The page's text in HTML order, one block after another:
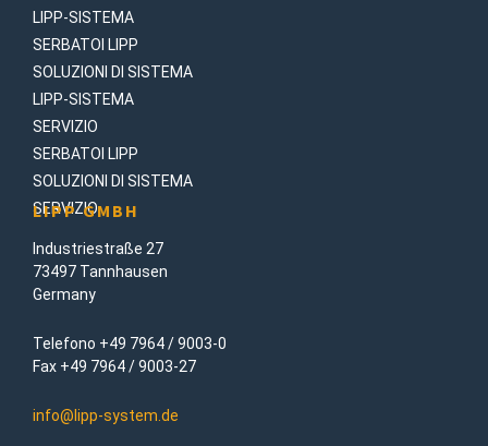
LIPP-SISTEMA
SERBATOI LIPP
SOLUZIONI DI SISTEMA
LIPP-SISTEMA
SERVIZIO
SERBATOI LIPP
SOLUZIONI DI SISTEMA
SERVIZIO
LIPP GMBH
Industriestraße 27
73497 Tannhausen
Germany
Telefono +49 7964 / 9003-0
Fax +49 7964 / 9003-27
info@lipp-system.de